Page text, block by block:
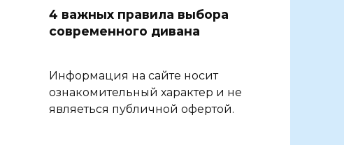
4 важных правила выбора
современного дивана
Информация на сайте носит
ознакомительный характер и не
являеться публичной офертой.